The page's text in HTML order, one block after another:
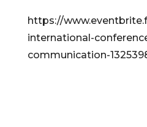
https://
international-
communication-